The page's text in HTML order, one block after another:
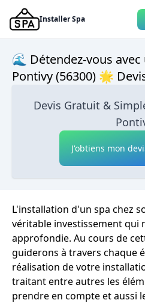
Installer Spa
🌊 Détendez-vous avec
Pontivy (56300) 🌟
Devis Gratuit &
J'obtiens mon
L'installation d'un spa chez
véritable investissement qui
approfondie. Au cours de
guiderons à travers chaque
réalisation de votre
traitant entre autres les
prendre en compte et aussi